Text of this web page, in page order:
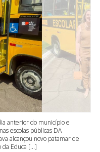
anterior do município e
escolas públicas DA
alcançou novo patamar de
Educa [...]